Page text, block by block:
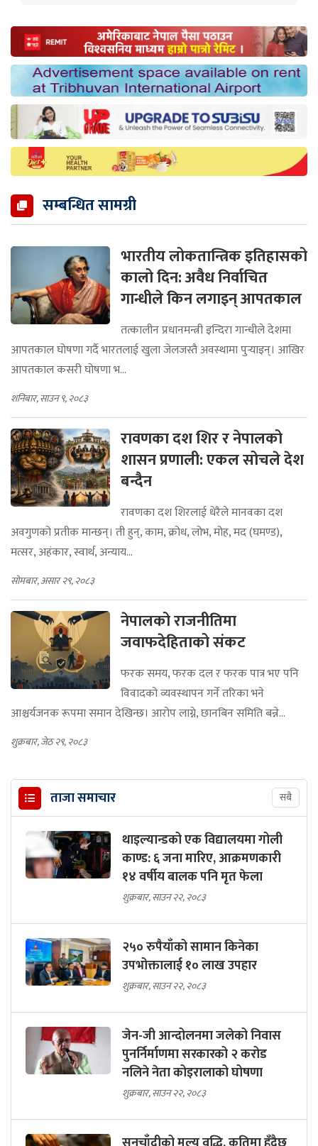
सम्बन्धित सामग्री
भारतीय लोकतान्त्रिक इतिहासको
कालो दिन: अवैध निर्वाचित
गान्धीले किन लगाइन् आपतकाल
तत्कालीन प्रधानमन्त्री इन्दिरा गान्धीले देशमा
आपतकाल घोषणा गर्दै भारतलाई खुला जेलजस्तै अवस्थामा पुर्‍याइन्। आखिर
आपतकाल कसरी घोषणा भ...
शनिबार, साउन ९, २०८३
रावणका दश शिर र नेपालको
शासन प्रणाली: एकल सोचले देश
बन्दैन
रावणका दश शिरलाई धेरैले मानवका दश
अवगुणको प्रतीक मान्छन्। ती हुन्, काम, क्रोध, लोभ, मोह, मद (घमण्ड),
मत्सर, अहंकार, स्वार्थ, अन्याय...
सोमबार, असार २९, २०८३
नेपालको राजनीतिमा
जवाफदेहिताको संकट
फरक समय, फरक दल र फरक पात्र भए पनि
विवादको व्यवस्थापन गर्ने तरिका भने
आश्चर्यजनक रूपमा समान देखिन्छ। आरोप लाग्ने, छानबिन समिति बन्ने...
शुक्रबार, जेठ २९, २०८३
ताजा समाचार सबै
थाइल्यान्डको एक विद्यालयमा गोली
काण्ड: ६ जना मारिए, आक्रमणकारी
१४ वर्षीय बालक पनि मृत फेला
शुक्रबार, साउन २२, २०८३
२५० रुपैयाँको सामान किनेका
उपभोक्तालाई १० लाख उपहार
शुक्रबार, साउन २२, २०८३
जेन-जी आन्दोलनमा जलेको निवास
पुनर्निर्माणमा सरकारको २ करोड
नलिने नेता कोइरालाको घोषणा
शुक्रबार, साउन २२, २०८३